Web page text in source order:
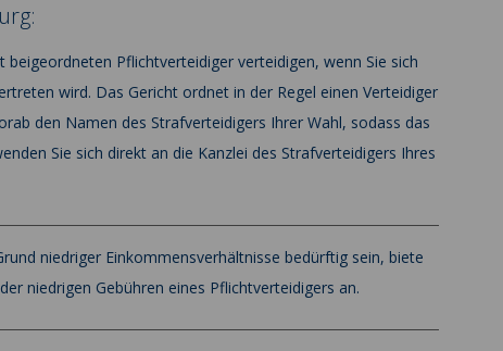
Pflichtverteidiger verteidigen, wenn Sie sich
wird. Das Gericht ordnet in der Regel einen Verteidiger
den Namen des Strafverteidigers Ihrer Wahl, sodass das
Sie sich direkt an die Kanzlei des Strafverteidigers Ihres
niedriger Einkommensverhältnisse bedürftig sein, biete
niedrigen Gebühren eines Pflichtverteidigers an.